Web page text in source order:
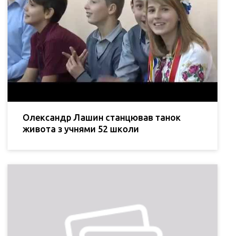
Олександр Лашин станцював танок
живота з учнями 52 школи